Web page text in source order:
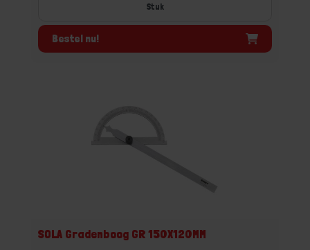
Stuk
Bestel nu!
SOLA Gradenboog GR 150X120MM